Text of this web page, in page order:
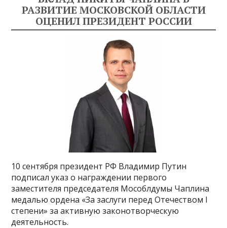
РАЗВИТИЕ МОСКОВСКОЙ ОБЛАСТИ
ОЦЕНИЛ ПРЕЗИДЕНТ РОССИИ
10 сентября президент РФ Владимир Путин
подписал указ о награждении первого
заместителя председателя Мособлдумы Чаплина
медалью ордена «За заслуги перед Отечеством I
степени» за активную законотворческую
деятельность.